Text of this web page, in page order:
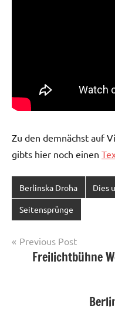
Zu den demnächst auf
gibts hier noch einen
Berlinska Droha Dies
Seitensprünge
Post
navigation
Previous Post
Freilichtbühne